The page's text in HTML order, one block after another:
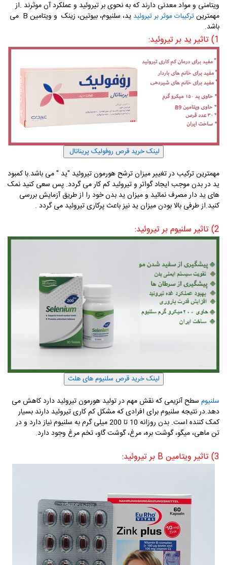
ویتامنی و مواد معدنی دارند که به نحوی بر تیروئید و عملکرد آن موثرند .از
مهمترینترکیبات موثر بر تیروئید
ید، سلنیوم، بیوتین، زینک و ویتامین B می
باشد.
1) تاثیر ید بر تیروئید:
مهمترین ترکیب در تغییر میزان ترشح هورمون تیروئید "ید " می باشد.با کمبود
ید در بدن موجب ایجاد گواتر و تیروئید کم کار می گردد. پس سعی کنید نمک
های ید دار مصرف نمائید و میزان ید بدن خود را از طریق آزمایش بررسی
کنید.از طرفی بالا بودن میزان ید نیز باعث پرکاری تیروئید می گردد .
2) تاثیر سلنیوم بر تیروئید:
سلنیوم سطح آنزیمی که نقش مهم در تولید هورمون تیروئید دارد کاهش می
دهد.در نتیجه سلنیوم برای افرادی که مشکل کم کاری تیروئید دارند بسیار
کمک کننده است. بدن روزانه 10 تا 200 میلی گرم به سلنیوم نیاز دارد و در
تن ماهی، میگو، گوشت بره، مرغ، گوشت گاو، تخم مرغ وجود دارد.
3) تاثیر ویتامین B بر تیروئید: